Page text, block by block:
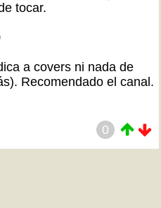
tocar.
a covers ni nada de
Recomendado el canal.
0